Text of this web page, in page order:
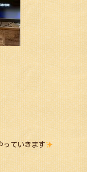
っていきます